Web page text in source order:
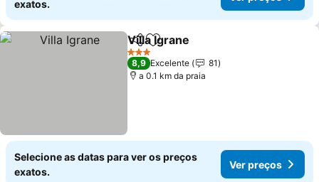
exatos.
PartilharAdicionar aos favoritos
Villa Igrane
3 Estrelas
8,9 Excelente
81
a 0.1 km da praia
Selecione as datas para ver os preços
exatos.
Ver preços